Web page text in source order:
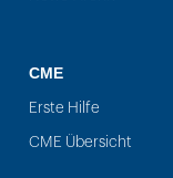
CME
Erste Hilfe
CME Übersicht